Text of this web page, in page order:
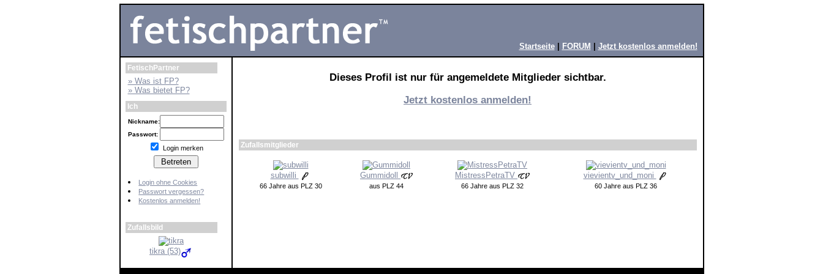
Startseite| FORUM Jetzt kostenlos anmelden!
FetischPartner
» Was ist FP?
» Was bietet FP?
Ich
Nickname:
Passwort:
Login merken
Login ohne Cookies
Passwort vergessen?
Kostenlos anmelden!
Zufallsbild
tikra (53)
Dieses Profil ist nur für angemeldete Mitglieder sichtbar.
Jetzt kostenlos anmelden!